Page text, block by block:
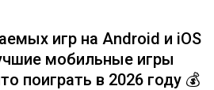
игр на Android и iOS
мобильные игры
поиграть в 2026 году 💰